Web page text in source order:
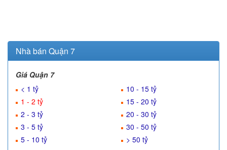
Nhà bán Quận 7
Giá Quận 7
< 1 tỷ
1 - 2 tỷ
2 - 3 tỷ
3 - 5 tỷ
5 - 10 tỷ
10 - 15 tỷ
15 - 20 tỷ
20 - 30 tỷ
30 - 50 tỷ
> 50 tỷ